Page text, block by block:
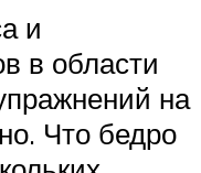
и
в области
на
Что бедро